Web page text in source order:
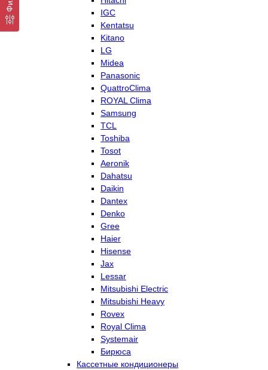
IGC
Kentatsu
Kitano
LG
Midea
Panasonic
QuattroClima
ROYAL Clima
Samsung
TCL
Toshiba
Tosot
Aeronik
Dahatsu
Daikin
Dantex
Denko
Gree
Haier
Hisense
Jax
Lessar
Mitsubishi Electric
Mitsubishi Heavy
Rovex
Royal Clima
Systemair
Бирюса
Кассетные кондиционеры